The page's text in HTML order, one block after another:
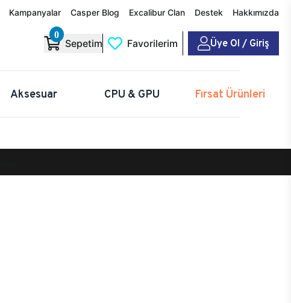
Kampanyalar Casper Blog Excalibur Clan Destek Hakkımızda
0
Sepetim Favorilerim Üye Ol / Giriş
Aksesuar CPU & GPU Fırsat Ürünleri